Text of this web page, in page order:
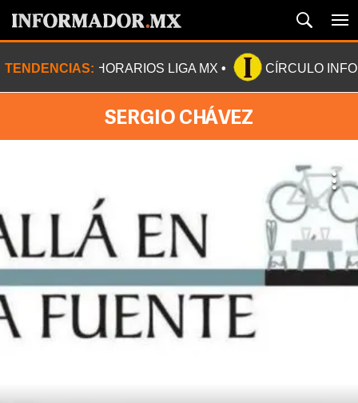
TENDENCIAS: HORARIOS LIGA MX CÍRCULO
SERGIO CHÁVEZ